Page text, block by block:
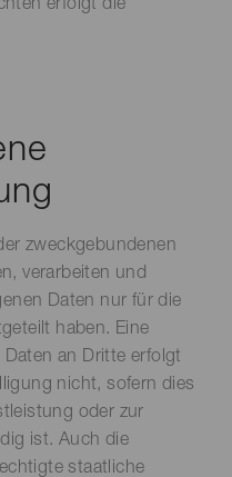
zweckgebundenen
verarbeiten und
Daten nur für die
haben. Eine
an Dritte erfolgt
nicht, sofern dies
oder zur
ist. Auch die
staatliche